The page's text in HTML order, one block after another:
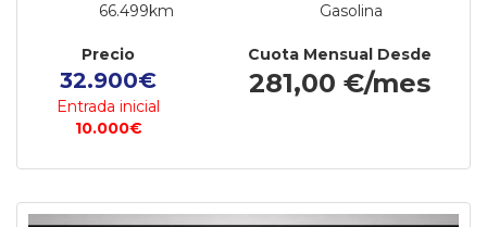
66.499km Gasolina
Precio
32.900€
Entrada inicial
10.000€
Cuota Mensual Desde
281,00 €/mes